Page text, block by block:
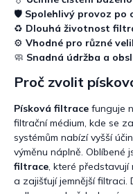
🛡️ Spolehlivý provoz po
♻️ Dlouhá životnost
⚙️ Vhodné pro různé
🧼 Snadná údržba a
Proč zvolit
Písková filtrace funguje
filtrační médium, kde se
systémům nabízí vyšší
výměnu náplně. Oblíbené
filtrace , které
a zajišťují jemnější filtraci.